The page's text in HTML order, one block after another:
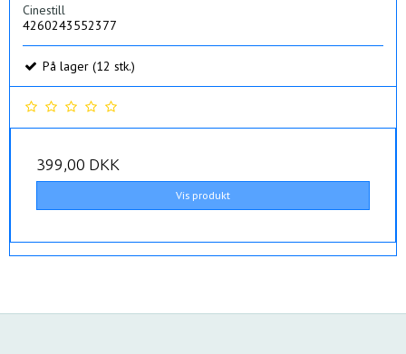
Cinestill
4260243552377
På lager (12 stk.)
399,00 DKK
Vis produkt